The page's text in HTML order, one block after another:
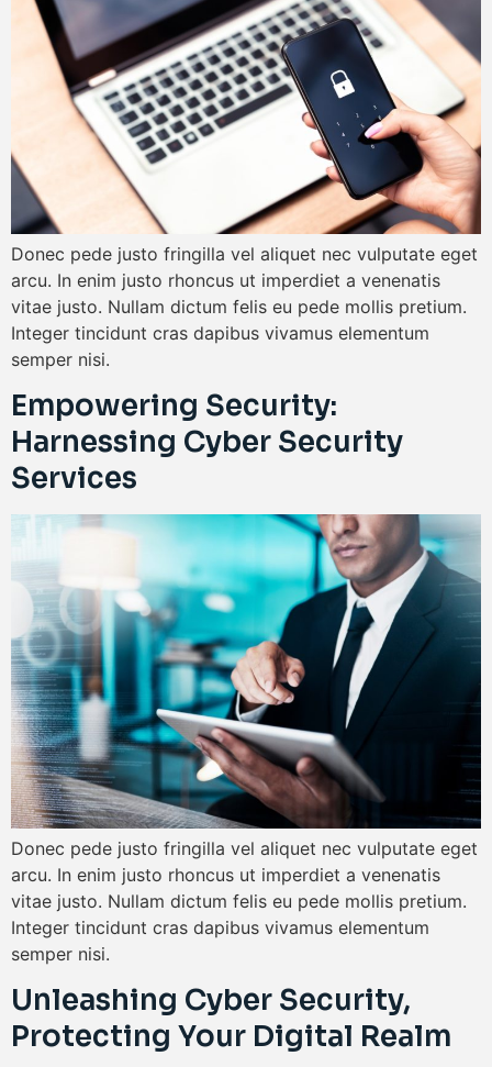
Donec pede justo fringilla vel aliquet nec vulputate eget
arcu. In enim justo rhoncus ut imperdiet a venenatis
vitae justo. Nullam dictum felis eu pede mollis pretium.
Integer tincidunt cras dapibus vivamus elementum
semper nisi.
Empowering Security:
Harnessing Cyber Security
Services
Donec pede justo fringilla vel aliquet nec vulputate eget
arcu. In enim justo rhoncus ut imperdiet a venenatis
vitae justo. Nullam dictum felis eu pede mollis pretium.
Integer tincidunt cras dapibus vivamus elementum
semper nisi.
Unleashing Cyber Security,
Protecting Your Digital Realm